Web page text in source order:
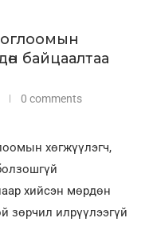
байцаалтаа
0 comments
хөгжүүлэгч,
хийсэн мөрдөн
зөрчил илрүүлээгүй